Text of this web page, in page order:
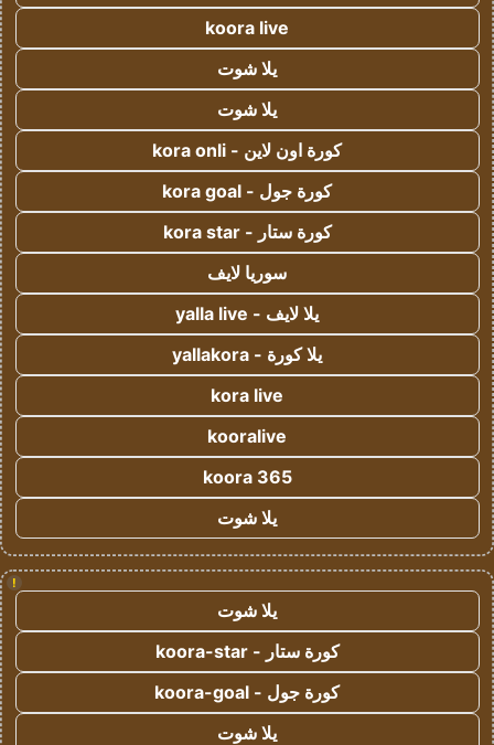
koora live
يلا شوت
يلا شوت
كورة اون لاين - kora onli
كورة جول - kora goal
كورة ستار - kora star
سوريا لايف
يلا لايف - yalla live
يلا كورة - yallakora
kora live
kooralive
koora 365
يلا شوت
!
يلا شوت
كورة ستار - koora-star
كورة جول - koora-goal
يلا شوت